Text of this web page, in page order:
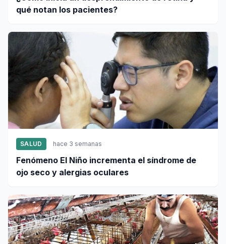
qué notan los pacientes?
SALUD hace 3 semanas
Fenómeno El Niño incrementa el síndrome de
ojo seco y alergias oculares